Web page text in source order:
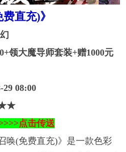
直充)》
领大魔导师套装+赠1000元
29 08:00
点击传送
唤(免费直充)》是一款色彩